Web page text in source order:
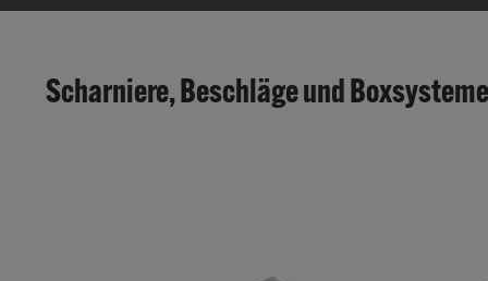
Scharniere, Beschläge und